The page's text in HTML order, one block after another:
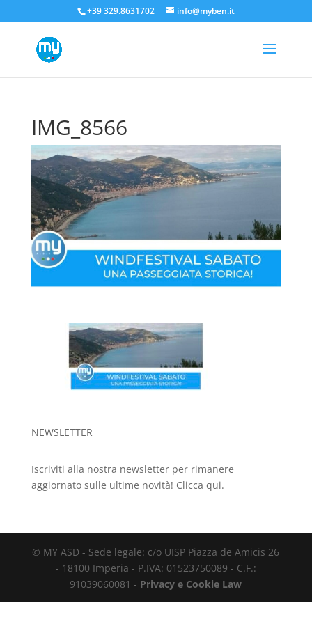
+39 329.8631702 info@myben.it
IMG_8566
NEWSLETTER
Iscriviti alla nostra newsletter per rimanere
aggiornato sulle ultime novità! Clicca qui.
© MY ASD - Sede legale: c/o UISP Piazza de Amicis 26
- 18100 Imperia - P.IVA: 01523750089 - C.F.:
91039060081 - Privacy e Cookie Law